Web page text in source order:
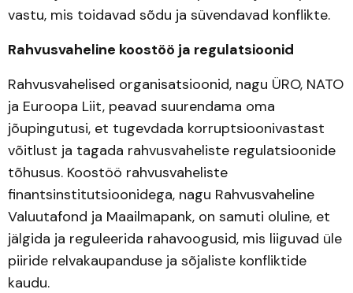
vastu, mis toidavad sõdu ja süvendavad konflikte.
Rahvusvaheline koostöö ja regulatsioonid
Rahvusvahelised organisatsioonid, nagu ÜRO, NATO
ja Euroopa Liit, peavad suurendama oma
jõupingutusi, et tugevdada korruptsioonivastast
võitlust ja tagada rahvusvaheliste regulatsioonide
tõhusus. Koostöö rahvusvaheliste
finantsinstitutsioonidega, nagu Rahvusvaheline
Valuutafond ja Maailmapank, on samuti oluline, et
jälgida ja reguleerida rahavoogusid, mis liiguvad üle
piiride relvakaupanduse ja sõjaliste konfliktide
kaudu.